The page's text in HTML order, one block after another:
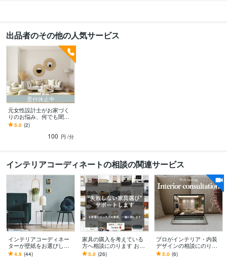
出品者のその他の人気サービス
受付休止中
元女性設計士がお家づく
りのお悩み、何でも聞き
ます マイホームブルーや
悩み事を聞きます
5.0 (2)
100 円 /分
インテリアコーディネートの相談の関連サービス
インテリアコーディネー
ターが壁紙をお選びしま
す ☆壁紙（クロス）でお
4.9 (44)
家具の購入を考えている
方へ相談にのります お部
屋にしっくりくる家具を
5.0 (26)
プロがインテリア・内装
デザインの相談にのりま
す インテリアのお困ごと
5.0 (6)